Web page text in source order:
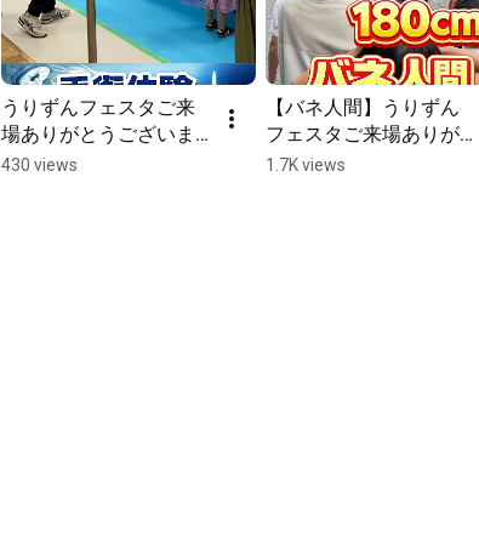
うりずんフェスタご来
場ありがとうございま
した✨出店ブース&体験
430 views
【バネ人間】うりずん
フェスタご来場ありが
とうございました！子
1.7K views